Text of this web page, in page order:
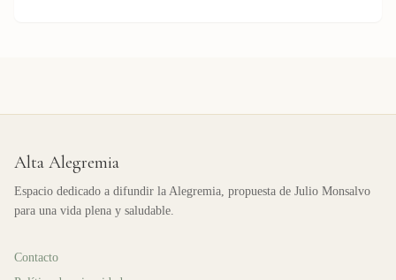
Alta Alegremia
Espacio dedicado a difundir la Alegremia, propuesta de Julio Monsalvo
para una vida plena y saludable.
Contacto